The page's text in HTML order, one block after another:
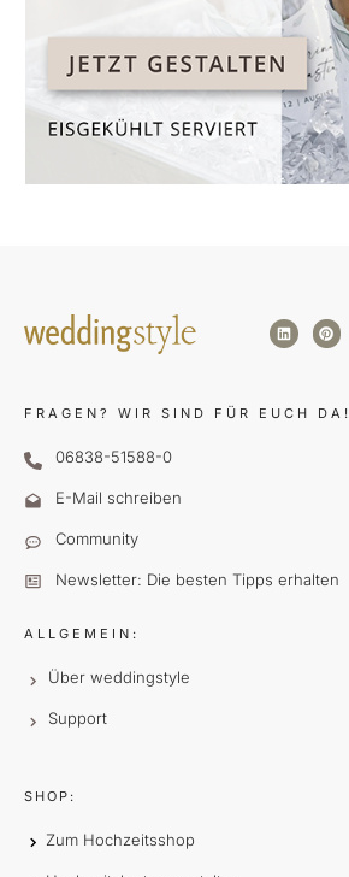
FRAGEN? WIR SIND FÜR EUCH DA!
06838-51588-0
E-Mail schreiben
Community
Newsletter: Die besten Tipps erhalten
ALLGEMEIN:
Über weddingstyle
Support
SHOP:
Zum Hochzeitsshop